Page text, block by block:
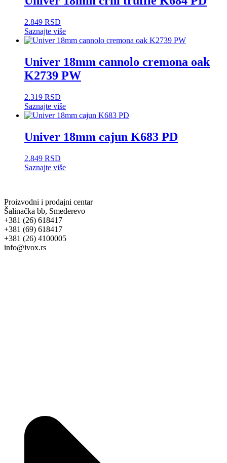
2.849 RSD
Saznajte više
Univer 18mm cannolo cremona oak
K2739 PW
2.319 RSD
Saznajte više
Univer 18mm cajun K683 PD
2.849 RSD
Saznajte više
Proizvodni i prodajni centar
Šalinačka bb, Smederevo
+381 (26) 618417
+381 (69) 618417
+381 (26) 4100005
info@ivox.rs